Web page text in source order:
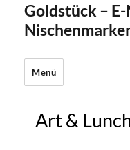
Goldstück –
Menü
Art &